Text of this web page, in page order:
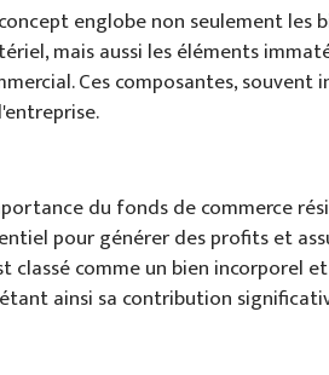
englobe non seulement les
mais aussi les éléments
Ces composantes,
du fonds de commerce
pour générer des profits et
classé comme un bien incorporel
ainsi sa contribution